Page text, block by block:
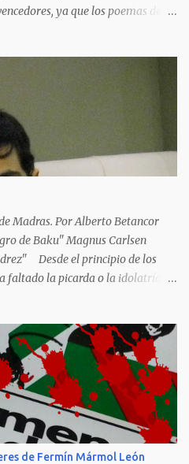
ya que los poemas de
sus nombres con sus
Madras. Por Alberto Betancor
de Baku" Magnus Carlsen
Desde el principio de los
faltado la picarda o la idolatría
para las estrellas del ajedrez, en
les dejo una breve lista con
destacados. Siegbert Tarrasch:
de los Torneos. Joseph
Wiswanathan Anand: El
Boa Constrictora, El Tigre de
El Ministro de la Defensa. El
de Fermín Mármol León